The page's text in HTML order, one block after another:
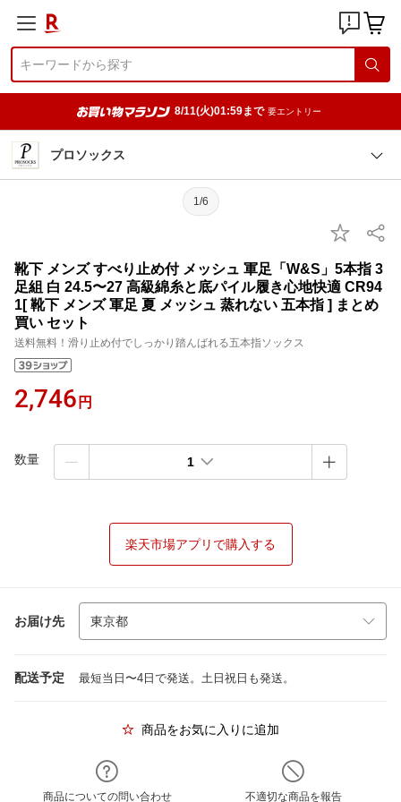
8/11(火)01:59まで 要エントリー
プロソックス
1/6
靴下 メンズ すべり止め付 メッシュ 軍足「W&S」5本指 3
足組 白 24.5〜27 高級綿糸と底パイル履き心地快適 CR94
1[ 靴下 メンズ 軍足 夏 メッシュ 蒸れない 五本指 ] まとめ
買い セット
送料無料！滑り止め付でしっかり踏んばれる五本指ソックス
2,746 円
数量 1
楽天市場アプリで購入する
お届け先
配送予定 最短当日〜4日で発送。土日祝日も発送。
商品をお気に入りに追加
商品についての問い合わせ 不適切な商品を報告